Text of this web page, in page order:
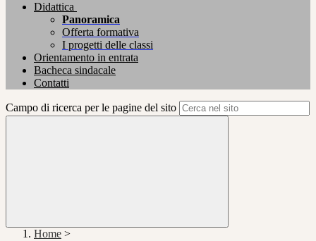
Didattica
Panoramica
Offerta formativa
I progetti delle classi
Orientamento in entrata
Bacheca sindacale
Contatti
Campo di ricerca per le pagine del sito
Home >